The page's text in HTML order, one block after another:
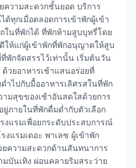
ความสะดวกชั้นยอด บริการ
ทุกเมื่อตลอดการเข้าพักผู้เข้า
ในที่พักได้ ที่พักห้ามสูบบุหรี่โดย
ให้แก่ผู้เข้าพักที่พักอนุญาตให้สูบ
พักจัดสรรไว้เท่านั้น เริ่มต้นวัน
วยอาหารเช้าแสนอร่อยที่
ำไปกับมื้ออาหารเลิศรสในที่พัก
มสุขของเช้าอันสดใสด้วยการ
ภายในที่พักดื่มด่ำกับตัวเลือก
งแรมเพื่อยกระดับประสบการณ์
แรมเดอะ พาเลซ ผู้เข้าพัก
ยความสะดวกด้านสันทนาการ
บันเทิง ผ่อนคลายริมสระว่าย